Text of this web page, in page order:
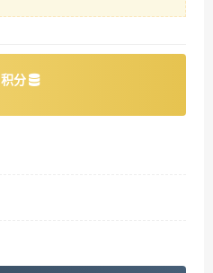
积分